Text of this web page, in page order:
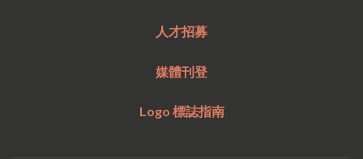
人才招募
媒體刊登
Logo 標誌指南